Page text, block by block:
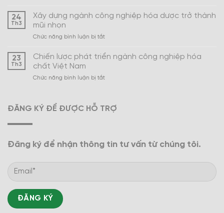
mỹ
Việt
24
Th3
Xây dựng ngành công nghiệp hóa dược trở thành
mũi nhọn
Chức năng bình luận bị tắtở
dựng
ngành
nghiệp
trở
thành
23
Th3
Chiến lược phát triển ngành công nghiệp hóa
chất Việt Nam
Chức năng bình luận bị tắtở
triển
hóa
Việt
ĐĂNG KÝ ĐỂ ĐƯỢC HỖ TRỢ
Đăng ký để nhận thông tin tư vấn từ chúng tôi.